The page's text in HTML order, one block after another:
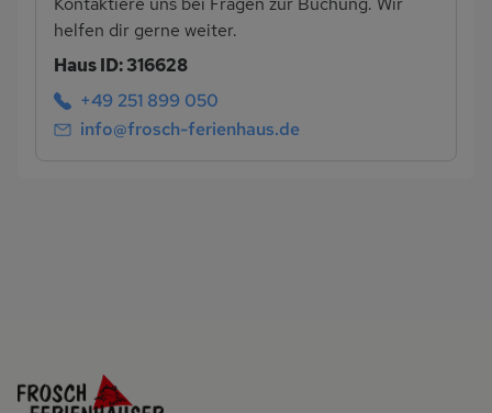
helfen dir gerne weiter.
Haus ID: 316628
+49 251 899 050
info@frosch-ferienhaus.de